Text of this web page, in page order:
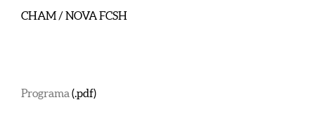
CHAM / NOVA FCSH
Programa (.pdf)